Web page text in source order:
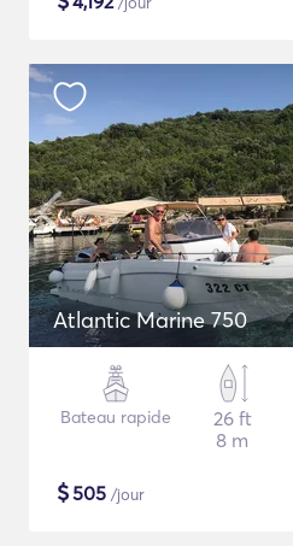
Atlantic Marine 750
Bateau rapide
26 ft
8 m
$505 /jour